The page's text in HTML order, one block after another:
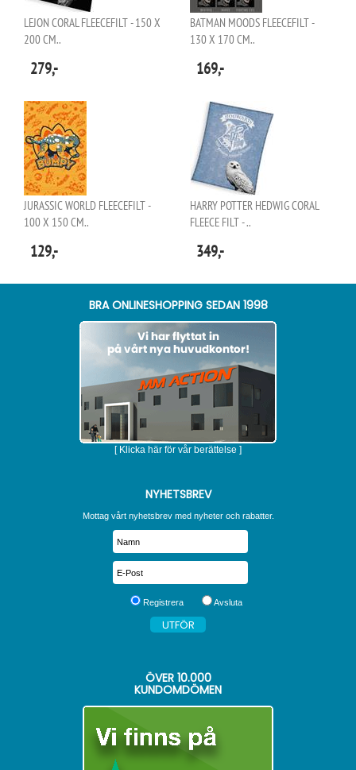
LEJON CORAL FLEECEFILT - 150 X
200 CM..
279,-
BATMAN MOODS FLEECEFILT -
130 X 170 CM..
169,-
JURASSIC WORLD FLEECEFILT -
100 X 150 CM..
129,-
HARRY POTTER HEDWIG CORAL
FLEECE FILT - ..
349,-
BRA ONLINESHOPPING SEDAN 1998
[ Klicka här för vår berättelse ]
NYHETSBREV
Mottag vårt nyhetsbrev med nyheter och rabatter.
Registrera Avsluta
ÖVER 10.000
KUNDOMDÖMEN